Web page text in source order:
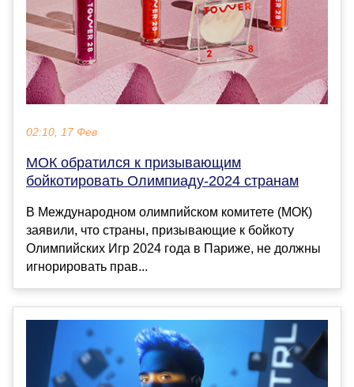
02:10, 17 Фев
МОК обратился к призывающим
бойкотировать Олимпиаду-2024 странам
В Международном олимпийском комитете (МОК)
заявили, что страны, призывающие к бойкоту
Олимпийских Игр 2024 года в Париже, не должны
игнорировать прав...